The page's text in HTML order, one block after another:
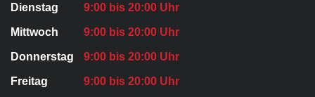
Dienstag 9:00 bis 20:00 Uhr
Mittwoch 9:00 bis 20:00 Uhr
Donnerstag 9:00 bis 20:00 Uhr
Freitag 9:00 bis 20:00 Uhr